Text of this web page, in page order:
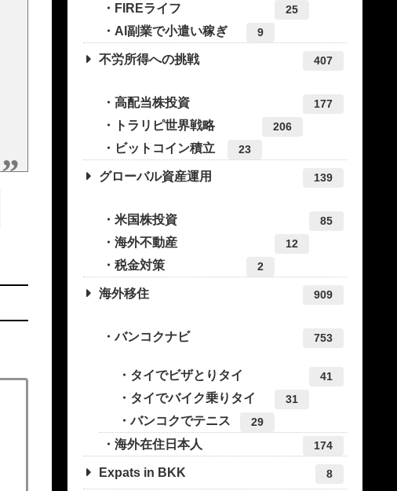
FIREライフ 25
AI副業で小遣い稼ぎ 9
不労所得への挑戦 407
高配当株投資 177
トラリピ世界戦略 206
ビットコイン積立 23
グローバル資産運用 139
米国株投資 85
海外不動産 12
税金対策 2
海外移住 909
バンコクナビ 753
タイでビザとりタイ 41
タイでバイク乗りタイ 31
バンコクでテニス 29
海外在住日本人 174
Expats in BKK 8